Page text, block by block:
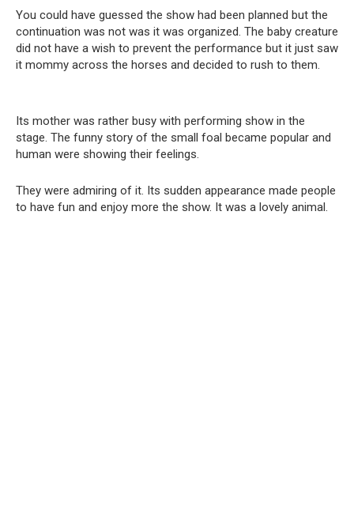
You could have guessed the show had been planned but the
continuation was not was it was organized. The baby creature
did not have a wish to prevent the performance but it just saw
it mommy across the horses and decided to rush to them.
Its mother was rather busy with performing show in the
stage. The funny story of the small foal became popular and
human were showing their feelings.
They were admiring of it. Its sudden appearance made people
to have fun and enjoy more the show. It was a lovely animal.